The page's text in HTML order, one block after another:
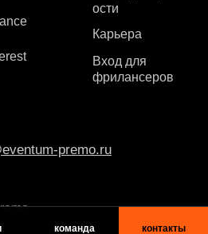
ости
Карьера
Вход для
фрилансеров
premo.ru
команда контакты